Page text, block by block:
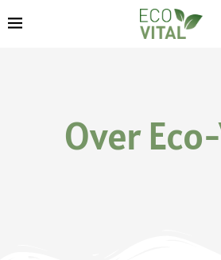
Over